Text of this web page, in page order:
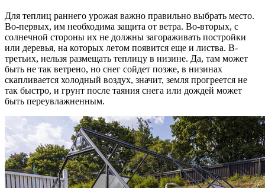
Для теплиц раннего урожая важно правильно выбрать место.
Во-первых, им необходима защита от ветра. Во-вторых, с
солнечной стороны их не должны загораживать постройки
или деревья, на которых летом появится еще и листва. В-
третьих, нельзя размещать теплицу в низине. Да, там может
быть не так ветрено, но снег сойдет позже, в низинах
скапливается холодный воздух, значит, земля прогреется не
так быстро, и грунт после таяния снега или дождей может
быть переувлажненным.